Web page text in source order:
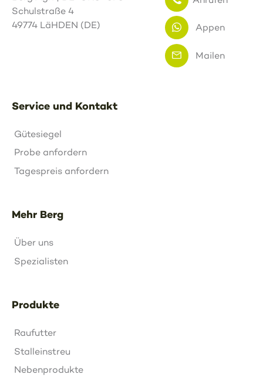
Service und Kontakt
Gütesiegel
Probe anfordern
Tagespreis anfordern
Mehr Berg
Über uns
Spezialisten
Produkte
Raufutter
Stalleinstreu
Nebenprodukte
Schulstraße 4
49774 LäHDEN (DE)
Appen
Mailen